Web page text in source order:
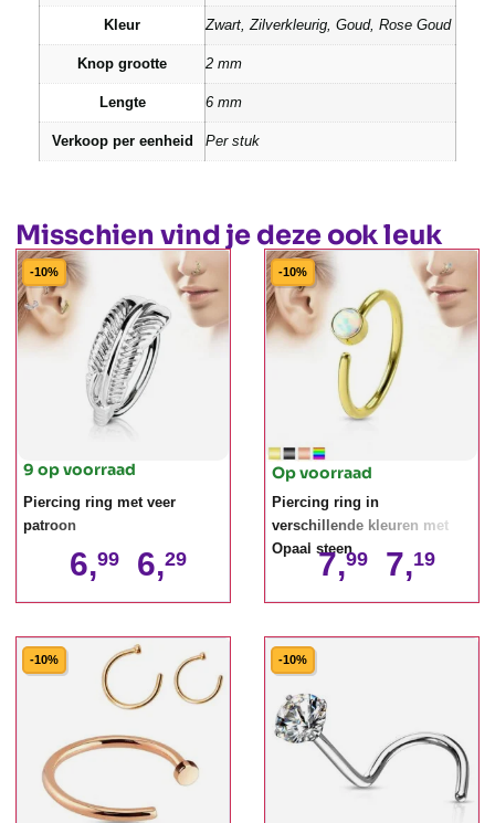
Kleur Zwart, Zilverkleurig, Goud, Rose Goud
Knop grootte 2 mm
Lengte 6 mm
Verkoop per eenheid Per stuk
Misschien vind je deze ook leuk
-10%
9 op voorraad
Piercing ring met veer
patroon
6,99 6,29
-10%
Op voorraad
Piercing ring in
verschillende kleuren met
Opaal steen
7,99 7,19
-10% -10%